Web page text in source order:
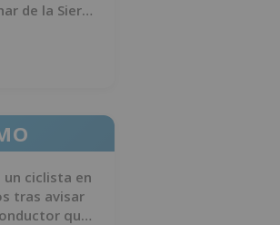
de la Sierra
un ciclista en
tras avisar
que